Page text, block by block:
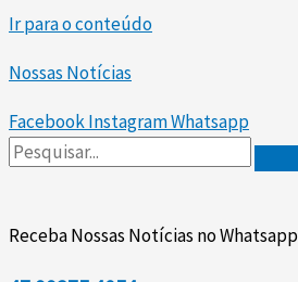
Ir para o conteúdo
Nossas Notícias
FacebookInstagramWhatsapp
Receba Nossas Notícias no Whatsapp